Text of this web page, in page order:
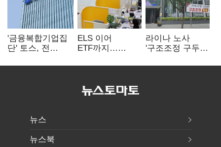
'금융복합기업집
단' 토스, 전
표준화
ELS 이어
ETF까지…
제동 걸린 은행
라이나 노사
'구조조정 구두
뉴스
뉴스북